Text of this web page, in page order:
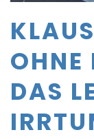
OHNE
DAS